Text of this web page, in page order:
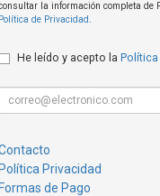
la información completa de
Política de Privacidad.
He leído y acepto la Política
Política Privacidad
Formas de Pago